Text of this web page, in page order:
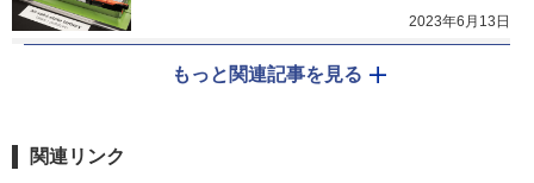
2023年6月13日
もっと関連記事を見る
関連リンク